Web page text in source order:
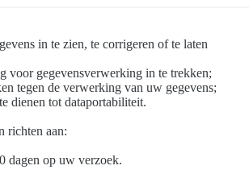
in te zien, te corrigeren of te laten
voor gegevensverwerking in te trekken;
tegen de verwerking van uw gegevens;
dienen tot dataportabiliteit.
richten aan:
dagen op uw verzoek.